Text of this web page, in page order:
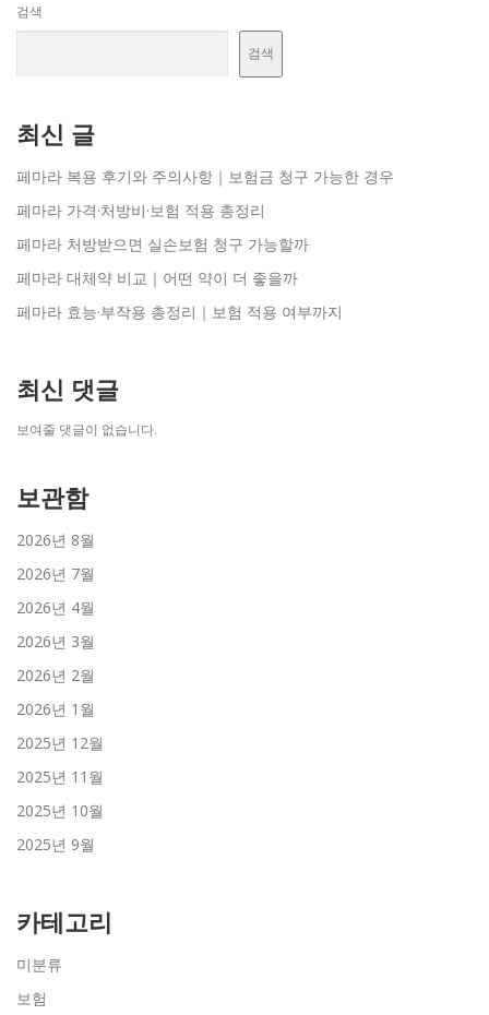
검색
검색
최신 글
페마라 복용 후기와 주의사항｜보험금 청구 가능한 경우
페마라 가격·처방비·보험 적용 총정리
페마라 처방받으면 실손보험 청구 가능할까
페마라 대체약 비교｜어떤 약이 더 좋을까
페마라 효능·부작용 총정리｜보험 적용 여부까지
최신 댓글
보여줄 댓글이 없습니다.
보관함
2026년 8월
2026년 7월
2026년 4월
2026년 3월
2026년 2월
2026년 1월
2025년 12월
2025년 11월
2025년 10월
2025년 9월
카테고리
미분류
보험